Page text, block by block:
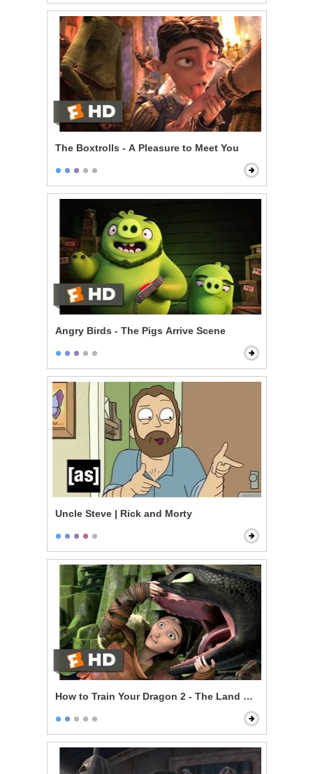
The Boxtrolls - A Pleasure to Meet You
Angry Birds - The Pigs Arrive Scene
Uncle Steve | Rick and Morty
How to Train Your Dragon 2 - The Land Of Dragons